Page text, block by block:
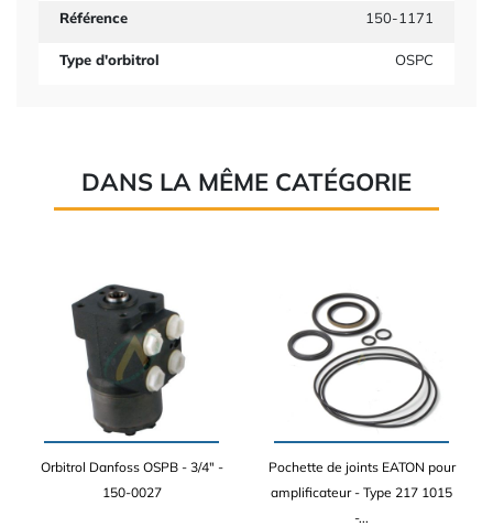
Référence 150-1171
Type d'orbitrol OSPC
DANS LA MÊME CATÉGORIE
Orbitrol Danfoss OSPB - 3/4" -
150-0027
Pochette de joints EATON pour
amplificateur - Type 217 1015
-...